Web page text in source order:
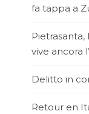
fa tappa a
vive ancora
Delitto in
Retour en